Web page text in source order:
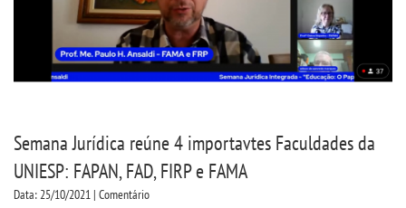
Semana Jurídica reúne 4 importavtes Faculdades da
UNIESP: FAPAN, FAD, FIRP e FAMA
Data: 25/10/2021 | Comentário